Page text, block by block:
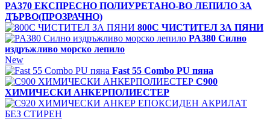
PA370 ЕКСПРЕСНО ПОЛИУРЕТАНО-ВО ЛЕПИЛО ЗА
ДЪРВО(ПРОЗРАЧНО)
800C ЧИСТИТЕЛ ЗА ПЯНИ
PA380 Силно
издръжливо морско лепило
New
Fast 55 Combo PU пяна
C900
ХИМИЧЕСКИ АНКЕРПОЛИЕСТЕP